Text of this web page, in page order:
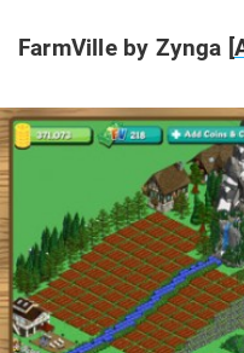
FarmVille by Zynga [